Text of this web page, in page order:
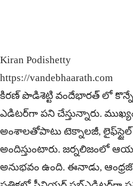
Kiran Podishetty
https://vandebhaarath.com
కిర‌ణ్ పొడిశెట్టి వందేభారత్ లో
ఎడిటర్‌గా పని చేస్తున్నారు.
అంశాల‌తోపాటు టెక్నాల‌జీ,
అందిస్తుంటారు. జర్నలిజంలో
అనుభవం ఉంది. ఈనాడు,